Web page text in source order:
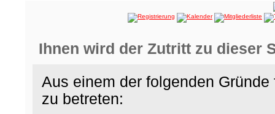
Ihnen wird der Zutritt zu dieser
Aus einem der folgenden
zu betreten: